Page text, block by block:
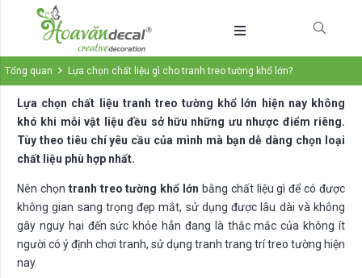
Tổng quan Lựa chọn chất liệu gì cho tranh treo tường khổ lớn?
Lựa chọn chất liệu tranh treo tường khổ lớn hiện nay không
khó khi mỗi vật liệu đều sở hữu những ưu nhược điểm riêng.
Tùy theo tiêu chí yêu cầu của mình mà bạn dễ dàng chọn loại
chất liệu phù hợp nhất.
Nên chọn tranh treo tường khổ lớn bằng chất liệu gì để có được
không gian sang trọng đẹp mắt, sử dụng được lâu dài và không
gây nguy hại đến sức khỏe hẳn đang là thắc mắc của không ít
người có ý định chơi tranh, sử dụng tranh trang trí treo tường hiện
nay.